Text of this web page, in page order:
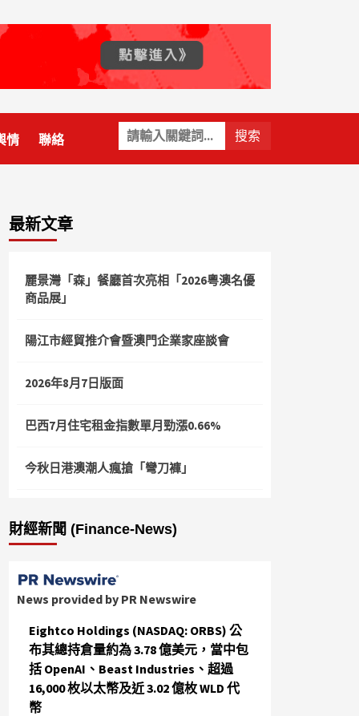
關
鍵
字:
情 聯絡
最新文章
麗景灣「森」餐廳首次亮相「2026粵澳名優
商品展」
陽江市經貿推介會暨澳門企業家座談會
2026年8月7日版面
巴西7月住宅租金指數單月勁漲0.66%
今秋日港澳潮人瘋搶「彎刀褲」
財經新聞 (Finance-News)
News provided by PR Newswire
Eightco Holdings (NASDAQ: ORBS) 公
布其總持倉量約為 3.78 億美元，當中包
括 OpenAI、Beast Industries、超過
16,000 枚以太幣及近 3.02 億枚 WLD 代
幣